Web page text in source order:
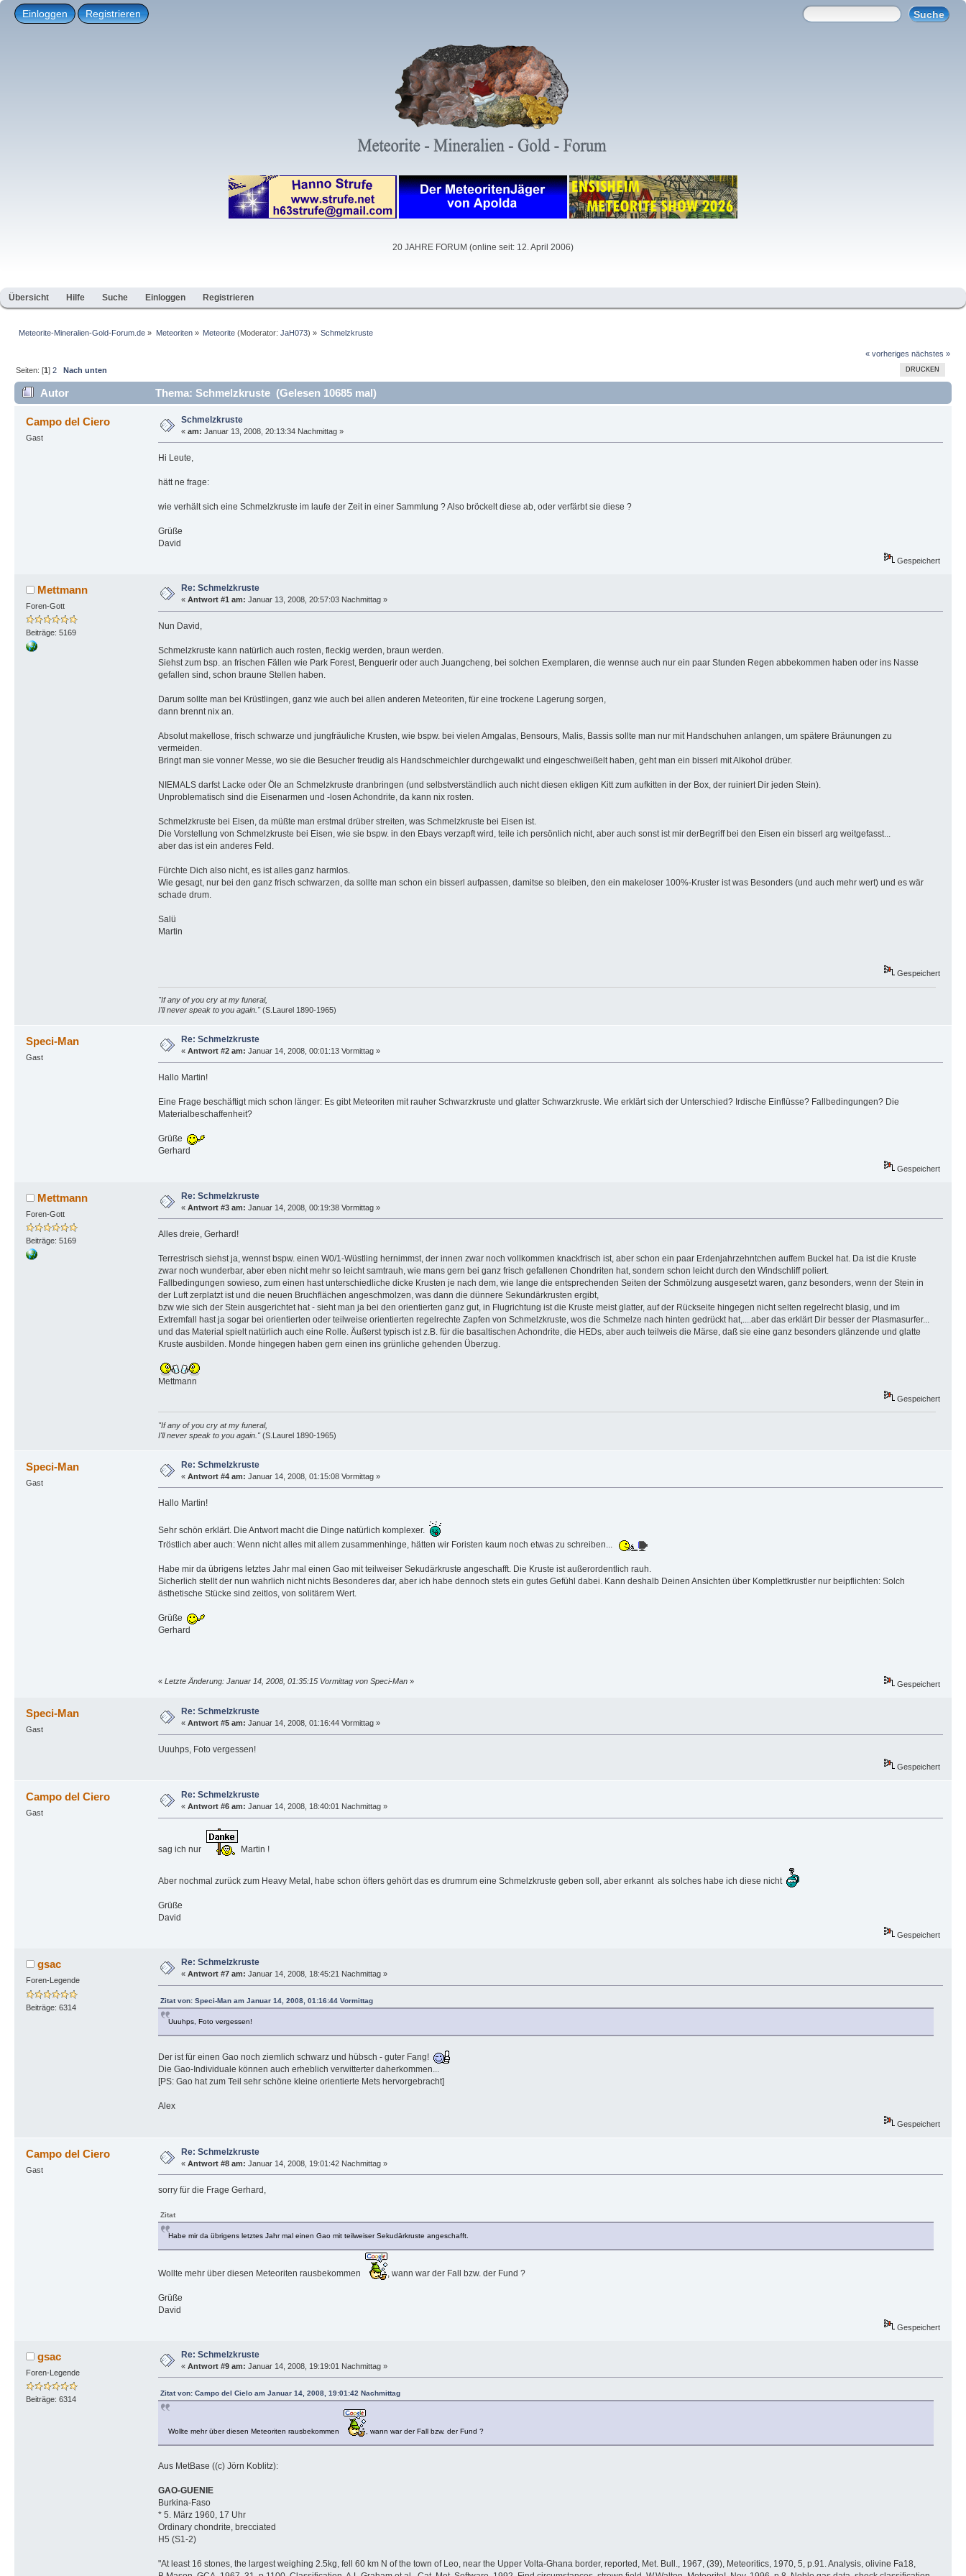
Einloggen Registrieren
20 JAHRE FORUM (online seit: 12. April 2006)
Übersicht Hilfe Suche Einloggen Registrieren
Meteorite-Mineralien-Gold-Forum.de » Meteoriten» Meteorite(Moderator: JaH073) » Schmelzkruste
« vorheriges nächstes »
DRUCKEN
Seiten: [1]2 Nach unten
Autor Thema: Schmelzkruste (Gelesen 10685 mal)
Campo del Ciero
Gast
Schmelzkruste
« am: Januar 13, 2008, 20:13:34 Nachmittag »
Hi Leute,
hätt ne frage:
wie verhält sich eine Schmelzkruste im laufe der Zeit in einer Sammlung ? Also bröckelt diese ab, oder verfärbt sie diese ?
Grüße
David
Gespeichert
Mettmann
Foren-Gott
Beiträge: 5169
Re: Schmelzkruste
« Antwort #1 am: Januar 13, 2008, 20:57:03 Nachmittag »
Nun David,
Schmelzkruste kann natürlich auch rosten, fleckig werden, braun werden.
Siehst zum bsp. an frischen Fällen wie Park Forest, Benguerir oder auch Juangcheng, bei solchen Exemplaren, die wennse auch nur ein paar Stunden Regen abbekommen haben oder ins Nasse
gefallen sind, schon braune Stellen haben.
Darum sollte man bei Krüstlingen, ganz wie auch bei allen anderen Meteoriten, für eine trockene Lagerung sorgen,
dann brennt nix an.
Absolut makellose, frisch schwarze und jungfräuliche Krusten, wie bspw. bei vielen Amgalas, Bensours, Malis, Bassis sollte man nur mit Handschuhen anlangen, um spätere Bräunungen zu
vermeiden.
Bringt man sie vonner Messe, wo sie die Besucher freudig als Handschmeichler durchgewalkt und eingeschweißelt haben, geht man ein bisserl mit Alkohol drüber.
NIEMALS darfst Lacke oder Öle an Schmelzkruste dranbringen (und selbstverständlich auch nicht diesen ekligen Kitt zum aufkitten in der Box, der ruiniert Dir jeden Stein).
Unproblematisch sind die Eisenarmen und -losen Achondrite, da kann nix rosten.
Schmelzkruste bei Eisen, da müßte man erstmal drüber streiten, was Schmelzkruste bei Eisen ist.
Die Vorstellung von Schmelzkruste bei Eisen, wie sie bspw. in den Ebays verzapft wird, teile ich persönlich nicht, aber auch sonst ist mir derBegriff bei den Eisen ein bisserl arg weitgefasst...
aber das ist ein anderes Feld.
Fürchte Dich also nicht, es ist alles ganz harmlos.
Wie gesagt, nur bei den ganz frisch schwarzen, da sollte man schon ein bisserl aufpassen, damitse so bleiben, den ein makeloser 100%-Kruster ist was Besonders (und auch mehr wert) und es wär
schade drum.
Salü
Martin
Gespeichert
"If any of you cry at my funeral,
I'll never speak to you again."(S.Laurel 1890-1965)
Speci-Man
Gast
Re: Schmelzkruste
« Antwort #2 am: Januar 14, 2008, 00:01:13 Vormittag »
Hallo Martin!
Eine Frage beschäftigt mich schon länger: Es gibt Meteoriten mit rauher Schwarzkruste und glatter Schwarzkruste. Wie erklärt sich der Unterschied? Irdische Einflüsse? Fallbedingungen? Die
Materialbeschaffenheit?
Grüße
Gerhard
Gespeichert
Mettmann
Foren-Gott
Beiträge: 5169
Re: Schmelzkruste
« Antwort #3 am: Januar 14, 2008, 00:19:38 Vormittag »
Alles dreie, Gerhard!
Terrestrisch siehst ja, wennst bspw. einen W0/1-Wüstling hernimmst, der innen zwar noch vollkommen knackfrisch ist, aber schon ein paar Erdenjahrzehntchen auffem Buckel hat. Da ist die Kruste
zwar noch wunderbar, aber eben nicht mehr so leicht samtrauh, wie mans gern bei ganz frisch gefallenen Chondriten hat, sondern schon leicht durch den Windschliff poliert.
Fallbedingungen sowieso, zum einen hast unterschiedliche dicke Krusten je nach dem, wie lange die entsprechenden Seiten der Schmölzung ausgesetzt waren, ganz besonders, wenn der Stein in
der Luft zerplatzt ist und die neuen Bruchflächen angeschmolzen, was dann die dünnere Sekundärkrusten ergibt,
bzw wie sich der Stein ausgerichtet hat - sieht man ja bei den orientierten ganz gut, in Flugrichtung ist die Kruste meist glatter, auf der Rückseite hingegen nicht selten regelrecht blasig, und im
Extremfall hast ja sogar bei orientierten oder teilweise orientierten regelrechte Zapfen von Schmelzkruste, wos die Schmelze nach hinten gedrückt hat,....aber das erklärt Dir besser der Plasmasurfer...
und das Material spielt natürlich auch eine Rolle. Äußerst typisch ist z.B. für die basaltischen Achondrite, die HEDs, aber auch teilweis die Märse, daß sie eine ganz besonders glänzende und glatte
Kruste ausbilden. Monde hingegen haben gern einen ins grünliche gehenden Überzug.
Mettmann
Gespeichert
"If any of you cry at my funeral,
I'll never speak to you again."(S.Laurel 1890-1965)
Speci-Man
Gast
Re: Schmelzkruste
« Antwort #4 am: Januar 14, 2008, 01:15:08 Vormittag »
Hallo Martin!
Sehr schön erklärt. Die Antwort macht die Dinge natürlich komplexer.
Tröstlich aber auch: Wenn nicht alles mit allem zusammenhinge, hätten wir Foristen kaum noch etwas zu schreiben...
Habe mir da übrigens letztes Jahr mal einen Gao mit teilweiser Sekudärkruste angeschafft. Die Kruste ist außerordentlich rauh.
Sicherlich stellt der nun wahrlich nicht nichts Besonderes dar, aber ich habe dennoch stets ein gutes Gefühl dabei. Kann deshalb Deinen Ansichten über Komplettkrustler nur beipflichten: Solch
ästhetische Stücke sind zeitlos, von solitärem Wert.
Grüße
Gerhard
« Letzte Änderung: Januar 14, 2008, 01:35:15 Vormittag von Speci-Man» Gespeichert
Speci-Man
Gast
Re: Schmelzkruste
« Antwort #5 am: Januar 14, 2008, 01:16:44 Vormittag »
Uuuhps, Foto vergessen!
Gespeichert
Campo del Ciero
Gast
Re: Schmelzkruste
« Antwort #6 am: Januar 14, 2008, 18:40:01 Nachmittag »
sag ich nur Martin !
Aber nochmal zurück zum Heavy Metal, habe schon öfters gehört das es drumrum eine Schmelzkruste geben soll, aber erkannt als solches habe ich diese nicht
Grüße
David
Gespeichert
gsac
Foren-Legende
Beiträge: 6314
Re: Schmelzkruste
« Antwort #7 am: Januar 14, 2008, 18:45:21 Nachmittag »
Zitat von: Speci-Man am Januar 14, 2008, 01:16:44 Vormittag
Uuuhps, Foto vergessen!
Der ist für einen Gao noch ziemlich schwarz und hübsch - guter Fang!
Die Gao-Individuale können auch erheblich verwitterter daherkommen...
[PS: Gao hat zum Teil sehr schöne kleine orientierte Mets hervorgebracht]
Alex
Gespeichert
Campo del Ciero
Gast
Re: Schmelzkruste
« Antwort #8 am: Januar 14, 2008, 19:01:42 Nachmittag »
sorry für die Frage Gerhard,
Zitat
Habe mir da übrigens letztes Jahr mal einen Gao mit teilweiser Sekudärkruste angeschafft.
Wollte mehr über diesen Meteoriten rausbekommen , wann war der Fall bzw. der Fund ?
Grüße
David
Gespeichert
gsac
Foren-Legende
Beiträge: 6314
Re: Schmelzkruste
« Antwort #9 am: Januar 14, 2008, 19:19:01 Nachmittag »
Zitat von: Campo del Cielo am Januar 14, 2008, 19:01:42 Nachmittag
Wollte mehr über diesen Meteoriten rausbekommen , wann war der Fall bzw. der Fund ?
Aus MetBase ((c) Jörn Koblitz):
GAO-GUENIE
Burkina-Faso
* 5. März 1960, 17 Uhr
Ordinary chondrite, brecciated
H5 (S1-2)
"At least 16 stones, the largest weighing 2.5kg, fell 60 km N of the town of Leo, near the Upper Volta-Ghana border, reported, Met. Bull., 1967, (39), Meteoritics, 1970, 5, p.91. Analysis, olivine Fa18,